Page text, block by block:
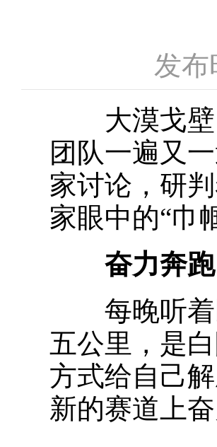
发布
大漠戈壁
团队一遍又
家讨论，研
家眼中的“巾
奋力奔跑
每晚听着
五公里，是
方式给自己
新的赛道上